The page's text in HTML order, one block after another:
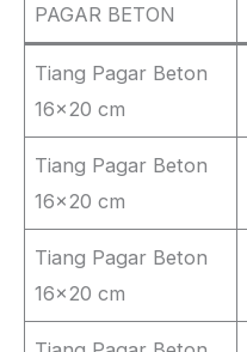
PAGAR BETON
Tiang Pagar Beton
16×20 cm
Tiang Pagar Beton
16×20 cm
Tiang Pagar Beton
16×20 cm